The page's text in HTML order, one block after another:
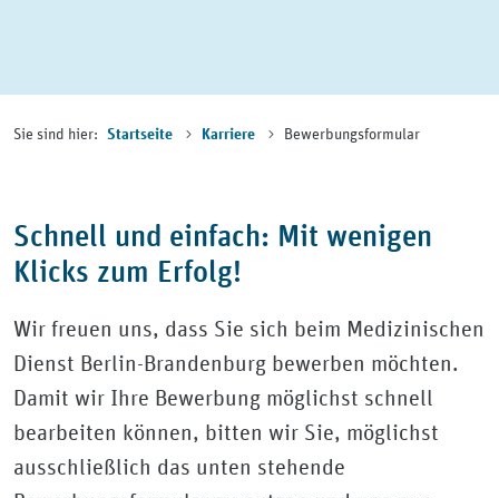
Sie sind hier: Startseite Karriere Bewerbungsformular
Schnell und einfach: Mit wenigen
Klicks zum Erfolg!
Wir freuen uns, dass Sie sich beim Medizinischen
Dienst Berlin-Brandenburg bewerben möchten.
Damit wir Ihre Bewerbung möglichst schnell
bearbeiten können, bitten wir Sie, möglichst
ausschließlich das unten stehende